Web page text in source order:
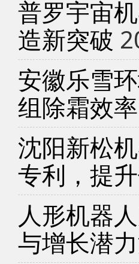
普罗宇宙
造新突破
安徽乐雪
组除霜效率
沈阳新松
专利，提
人形机器
与增长潜